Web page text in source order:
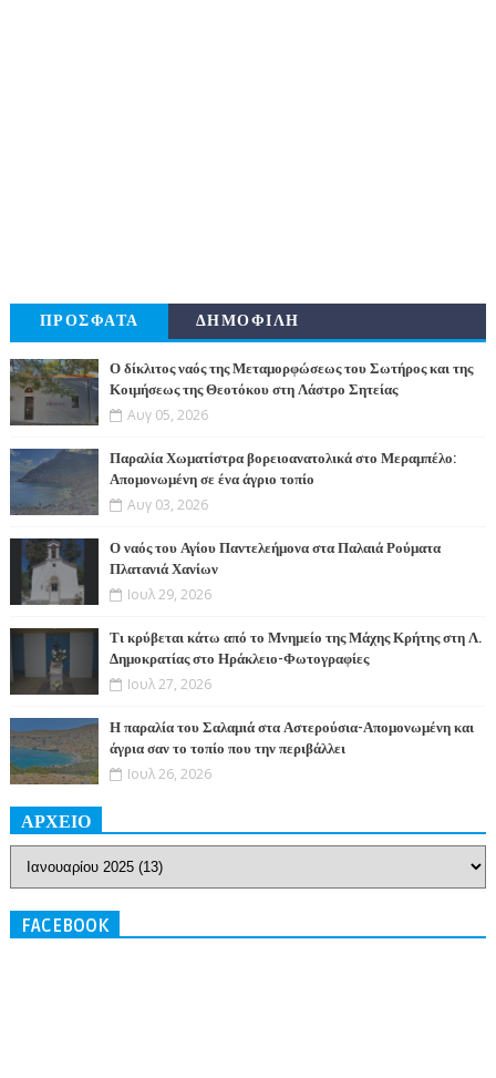
ΠΡΟΣΦΑΤΑ ΔΗΜΟΦΙΛΗ
Ο δίκλιτος ναός της Μεταμορφώσεως του Σωτήρος και της
Κοιμήσεως της Θεοτόκου στη Λάστρο Σητείας
Αυγ 05, 2026
Παραλία Χωματίστρα βορειοανατολικά στο Μεραμπέλο:
Απομονωμένη σε ένα άγριο τοπίο
Αυγ 03, 2026
Ο ναός του Αγίου Παντελεήμονα στα Παλαιά Ρούματα
Πλατανιά Χανίων
Ιουλ 29, 2026
Τι κρύβεται κάτω από το Μνημείο της Μάχης Κρήτης στη Λ.
Δημοκρατίας στο Ηράκλειο-Φωτογραφίες
Ιουλ 27, 2026
Η παραλία του Σαλαμιά στα Αστερούσια-Απομονωμένη και
άγρια σαν το τοπίο που την περιβάλλει
Ιουλ 26, 2026
ΑΡΧΕΙΟ
FACEBOOK